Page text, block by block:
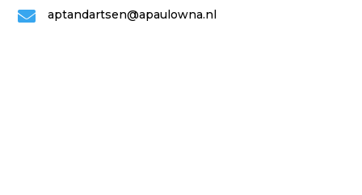
 aptandartsen@apaulowna.nl